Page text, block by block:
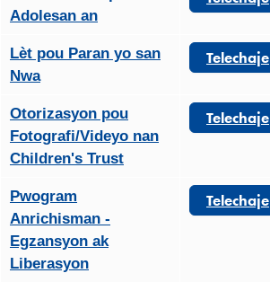
Adolesan an
Lèt pou Paran yo san
Nwa
Telechaje
Otorizasyon pou
Fotografi/Videyo nan
Children's Trust
Telechaje
Pwogram
Anrichisman -
Egzansyon ak
Liberasyon
Telechaje